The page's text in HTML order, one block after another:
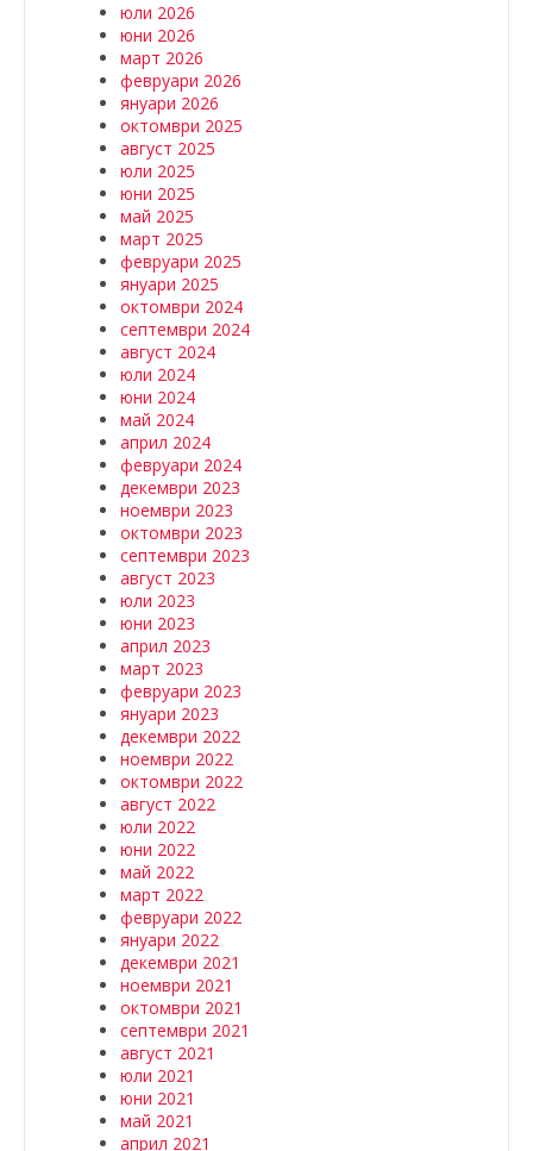
юли 2026
юни 2026
март 2026
февруари 2026
януари 2026
октомври 2025
август 2025
юли 2025
юни 2025
май 2025
март 2025
февруари 2025
януари 2025
октомври 2024
септември 2024
август 2024
юли 2024
юни 2024
май 2024
април 2024
февруари 2024
декември 2023
ноември 2023
октомври 2023
септември 2023
август 2023
юли 2023
юни 2023
април 2023
март 2023
февруари 2023
януари 2023
декември 2022
ноември 2022
октомври 2022
август 2022
юли 2022
юни 2022
май 2022
март 2022
февруари 2022
януари 2022
декември 2021
ноември 2021
октомври 2021
септември 2021
август 2021
юли 2021
юни 2021
май 2021
април 2021